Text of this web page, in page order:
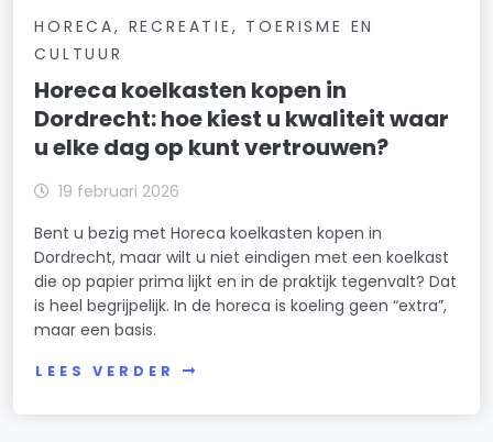
HORECA, RECREATIE, TOERISME EN
CULTUUR
Horeca koelkasten kopen in
Dordrecht: hoe kiest u kwaliteit waar
u elke dag op kunt vertrouwen?
19 februari 2026
Bent u bezig met Horeca koelkasten kopen in
Dordrecht, maar wilt u niet eindigen met een koelkast
die op papier prima lijkt en in de praktijk tegenvalt? Dat
is heel begrijpelijk. In de horeca is koeling geen “extra”,
maar een basis.
LEES VERDER